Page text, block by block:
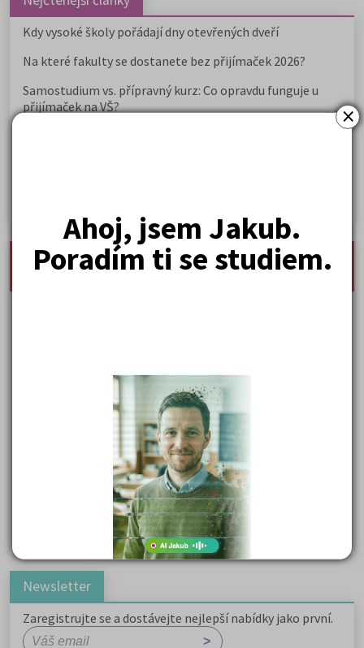
×
Ahoj, jsem Jakub.
Poradím ti se studiem.
Kdy vysoké školy pořádají dny otevřených dveří
Na které fakulty se dostanete bez přijímaček 2026?
Samostudium vs. přípravný kurz: Co opravdu funguje u
přijímaček na VŠ?
nejnovější seminárky, maturitní otázky a čtenářsky
deník
Důležité reakce organických sloučenin a jejich význam
Zákonitosti v elektronové struktuře
Základní charakteristiky obyvatelstva a geografie sídel
Karel Hynek Mácha: Máj
Karel Havlíček Borovský: Tyrolské elegie
Romain Rolland: Petr a Lucie
Newsletter
Zaregistrujte se a dostávejte nejlepší nabídky jako první.